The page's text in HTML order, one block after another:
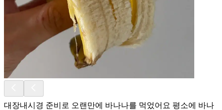
대장내시경 준비로 오랜만에 바나나를 먹었어요 평소에 바나